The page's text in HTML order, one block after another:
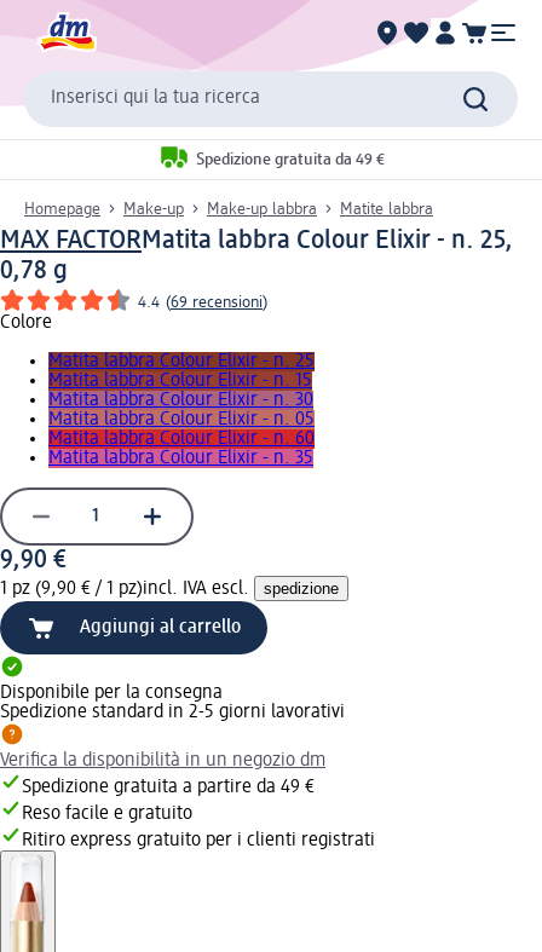
Inserisci qui la tua ricerca
Spedizione gratuita da 49 €
Homepage Make-up Make-up labbra Matite labbra
MAX FACTORMatita labbra Colour Elixir - n. 25,
0,78 g
4.4 (69 recensioni)
Colore
Matita labbra Colour Elixir - n. 25
Matita labbra Colour Elixir - n. 15
Matita labbra Colour Elixir - n. 30
Matita labbra Colour Elixir - n. 05
Matita labbra Colour Elixir - n. 60
Matita labbra Colour Elixir - n. 35
9,90 €
1 pz (9,90 € / 1 pz)incl. IVA escl. spedizione
Aggiungi al carrello
Disponibile per la consegna
Spedizione standard in 2-5 giorni lavorativi
Verifica la disponibilità in un negozio dm
Spedizione gratuita a partire da 49 €
Reso facile e gratuito
Ritiro express gratuito per i clienti registrati